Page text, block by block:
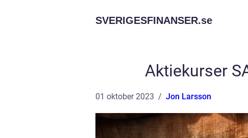
SVERIGESFINANSER.se
Aktiekurser
01 oktober 2023 Jon Larsson